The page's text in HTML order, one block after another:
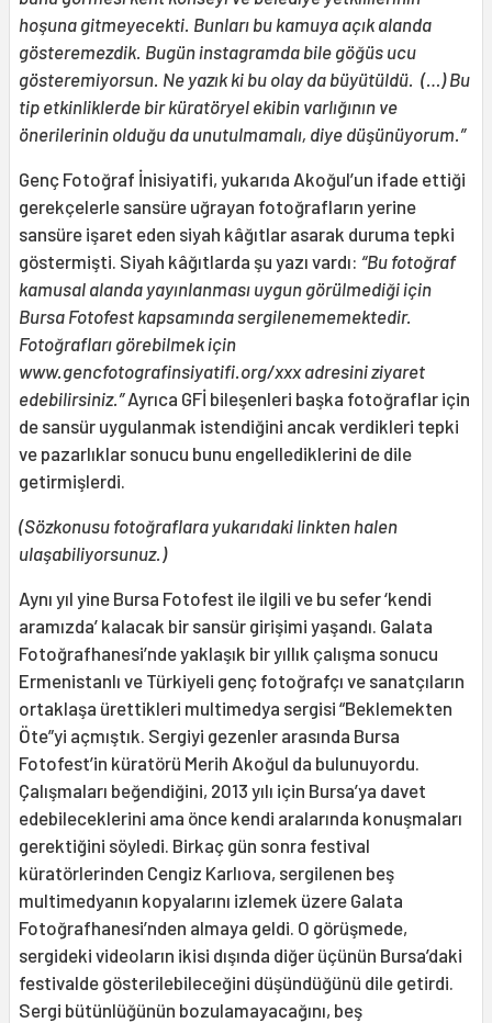
hoşuna gitmeyecekti. Bunları bu kamuya açık alanda
gösteremezdik. Bugün instagramda bile göğüs ucu
gösteremiyorsun. Ne yazık ki bu olay da büyütüldü. (…) Bu
tip etkinliklerde bir küratöryel ekibin varlığının ve
önerilerinin olduğu da unutulmamalı, diye düşünüyorum.”
Genç Fotoğraf İnisiyatifi, yukarıda Akoğul’un ifade ettiği
gerekçelerle sansüre uğrayan fotoğrafların yerine
sansüre işaret eden siyah kâğıtlar asarak duruma tepki
göstermişti. Siyah kâğıtlarda şu yazı vardı: “Bu fotoğraf
kamusal alanda yayınlanması uygun görülmediği için
Bursa Fotofest kapsamında sergilenememektedir.
Fotoğrafları görebilmek için
www.gencfotografinsiyatifi.org/xxx adresini ziyaret
edebilirsiniz.”Ayrıca GFİ bileşenleri başka fotoğraflar için
de sansür uygulanmak istendiğini ancak verdikleri tepki
ve pazarlıklar sonucu bunu engellediklerini de dile
getirmişlerdi.
(Sözkonusu fotoğraflara yukarıdaki linkten halen
ulaşabiliyorsunuz.)
Aynı yıl yine Bursa Fotofest ile ilgili ve bu sefer ‘kendi
aramızda’ kalacak bir sansür girişimi yaşandı. Galata
Fotoğrafhanesi’nde yaklaşık bir yıllık çalışma sonucu
Ermenistanlı ve Türkiyeli genç fotoğrafçı ve sanatçıların
ortaklaşa ürettikleri multimedya sergisi “Beklemekten
Öte”yi açmıştık. Sergiyi gezenler arasında Bursa
Fotofest’in küratörü Merih Akoğul da bulunuyordu.
Çalışmaları beğendiğini, 2013 yılı için Bursa’ya davet
edebileceklerini ama önce kendi aralarında konuşmaları
gerektiğini söyledi. Birkaç gün sonra festival
küratörlerinden Cengiz Karlıova, sergilenen beş
multimedyanın kopyalarını izlemek üzere Galata
Fotoğrafhanesi’nden almaya geldi. O görüşmede,
sergideki videoların ikisi dışında diğer üçünün Bursa’daki
festivalde gösterilebileceğini düşündüğünü dile getirdi.
Sergi bütünlüğünün bozulamayacağını, beş